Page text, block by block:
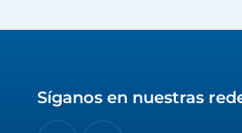
Síganos en nuestras